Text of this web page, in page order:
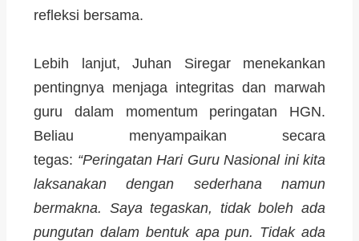
refleksi bersama.
Lebih lanjut, Juhan Siregar menekankan
pentingnya menjaga integritas dan marwah
guru dalam momentum peringatan HGN.
Beliau menyampaikan secara
tegas: “Peringatan Hari Guru Nasional ini kita
laksanakan dengan sederhana namun
bermakna. Saya tegaskan, tidak boleh ada
pungutan dalam bentuk apa pun. Tidak ada